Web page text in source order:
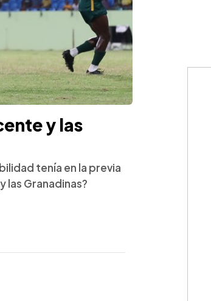
y las
tenía en la previa
las Granadinas?